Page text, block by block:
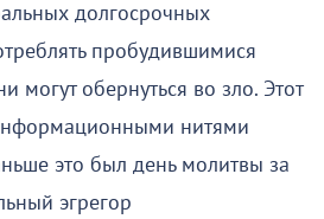
долгосрочных
пробудившимися
могут обернуться во зло. Этот
нитями
это был день молитвы за
эгрегор